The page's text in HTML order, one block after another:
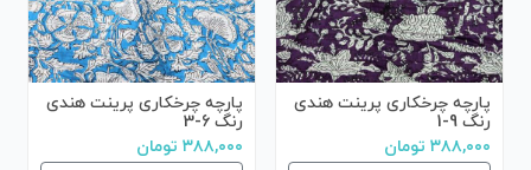
پارچه چرخکاری پرینت هندی
رنگ 9-1
۳۸۸,۰۰۰ تومان
پارچه چرخکاری پرینت هندی
رنگ 6-3
۳۸۸,۰۰۰ تومان